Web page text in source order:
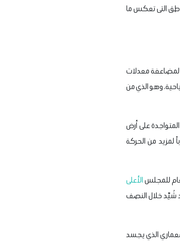
التى تعكس ما
لمضاعفة معدلات
وهو الذي من
على أرض
لمزيد من الحركة
للمجلسالأعلى
شُيّد خلال النصف
من عام 1844م إلى 1849م، ويتميز بطرازه المعماري الذي يجسد